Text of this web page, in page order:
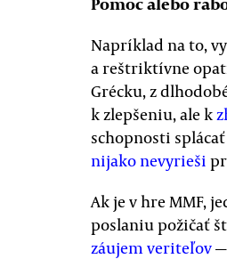
Napríklad na to,
a reštriktívne
Grécku, z
k zlepšeniu, ale k
schopnosti
nijako nevyrieši
Ak je v hre MMF,
poslaniu požičať
záujem veriteľov